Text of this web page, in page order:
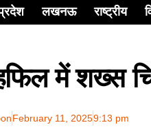
लखनऊ राष्ट्रीय
में शख्स
February 11, 20259:13 pm